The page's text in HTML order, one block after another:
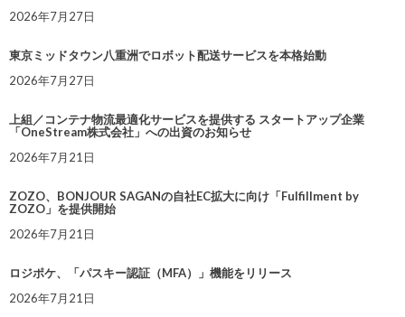
2026年7月27日
東京ミッドタウン八重洲でロボット配送サービスを本格始動
2026年7月27日
上組／コンテナ物流最適化サービスを提供する スタートアップ企業
「OneStream株式会社」への出資のお知らせ
2026年7月21日
ZOZO、BONJOUR SAGANの自社EC拡大に向け「Fulfillment by
ZOZO」を提供開始
2026年7月21日
ロジポケ、「パスキー認証（MFA）」機能をリリース
2026年7月21日